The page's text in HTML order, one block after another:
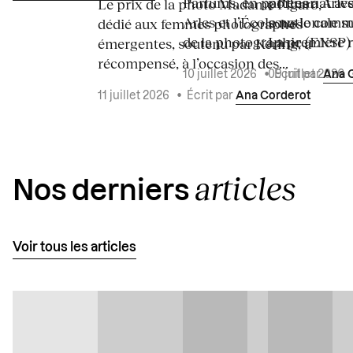
Le prix de la photo Madame Figaro,
dédié aux femmes photographes
émergentes, soutenu par Kering, a
récompensé, à l’occasion des...
11 juillet 2026 • Écrit par Ana Corderot
Arles et l’École nationale
de la photographie (ENSP)
10 juillet 2026 •Écrit parAna
sous le
La première
09 juillet 2026
Nos derniers articles
Voir tous les articles